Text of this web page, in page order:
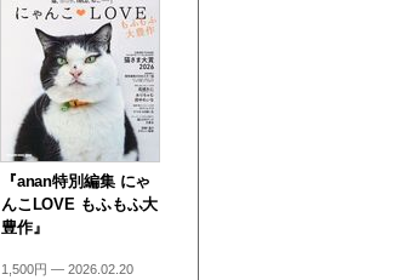
『anan特別編集 にゃ
んこLOVE もふもふ大
豊作』
1,500円 — 2026.02.20